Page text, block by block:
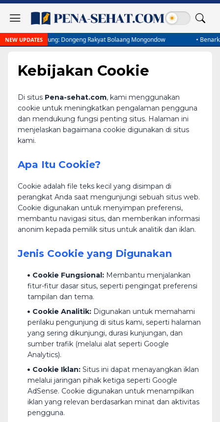
NEW UPDATES
Ulung: Dongeng Rakyat Bolaang Mongondow • Benarkah
Kebijakan Cookie
Di situs Pena-sehat.com, kami menggunakan
cookie untuk meningkatkan pengalaman pengguna
dan mendukung fungsi penting situs. Halaman ini
menjelaskan bagaimana cookie digunakan di situs
kami.
Apa Itu Cookie?
Cookie adalah file teks kecil yang disimpan di
perangkat Anda saat mengunjungi sebuah situs web.
Cookie digunakan untuk menyimpan preferensi,
membantu navigasi situs, dan memberikan informasi
anonim kepada pemilik situs untuk analitik dan iklan.
Jenis Cookie yang Digunakan
Cookie Fungsional: Membantu menjalankan
fitur-fitur dasar situs, seperti pengingat preferensi
tampilan dan tema.
Cookie Analitik: Digunakan untuk memahami
perilaku pengunjung di situs kami, seperti halaman
yang sering dikunjungi, durasi kunjungan, dan
sumber trafik (melalui alat seperti Google
Analytics).
Cookie Iklan: Situs ini dapat menayangkan iklan
melalui jaringan pihak ketiga seperti Google
AdSense. Cookie digunakan untuk menampilkan
iklan yang relevan berdasarkan minat dan aktivitas
pengguna.